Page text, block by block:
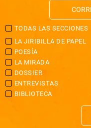
TODAS LAS SECCIONES
LA JIRIBILLA DE PAPEL
POESÍA
LA MIRADA
DOSSIER
ENTREVISTAS
BIBLIOTECA